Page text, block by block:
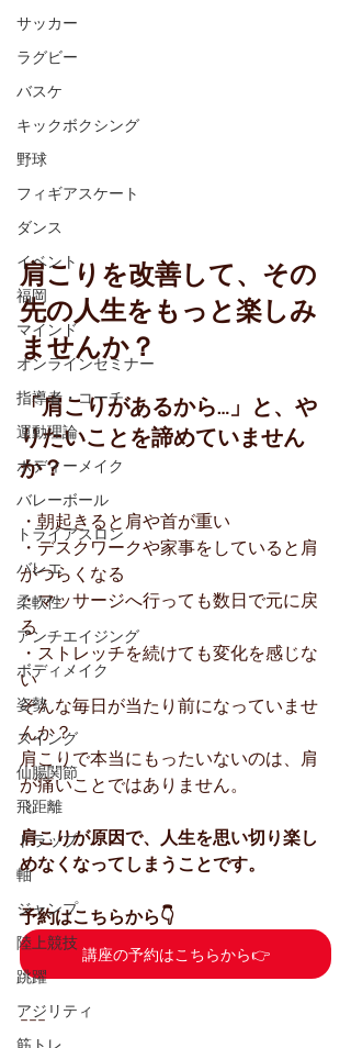
サッカー
ラグビー
バスケ
キックボクシング
野球
フィギアスケート
ダンス
イベント
福岡
マインド
オンラインセミナー
指導者・コーチ
運動理論
ボディーメイク
バレーボール
トライアスロン
バレエ
柔軟性
アンチエイジング
ボディメイク
姿勢
スイング
仙腸関節
飛距離
トラップ
軸
ジャンプ
陸上競技
跳躍
アジリティ
肩こりを改善して、その
先の人生をもっと楽しみ
ませんか？
「肩こりがあるから…」と、や
りたいことを諦めていません
か？
・朝起きると肩や首が重い
・デスクワークや家事をしていると肩
がつらくなる
・マッサージへ行っても数日で元に戻
る
・ストレッチを続けても変化を感じな
い
そんな毎日が当たり前になっていませ
んか？
肩こりで本当にもったいないのは、肩
が痛いことではありません。
肩こりが原因で、人生を思い切り楽し
めなくなってしまうことです。
予約はこちらから👇
講座の予約はこちらから👉
---